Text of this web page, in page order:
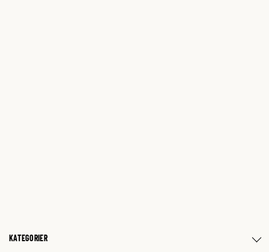
KATEGORIER